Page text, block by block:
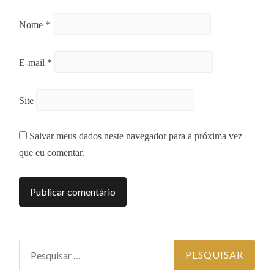
Nome *
E-mail *
Site
Salvar meus dados neste navegador para a próxima vez
que eu comentar.